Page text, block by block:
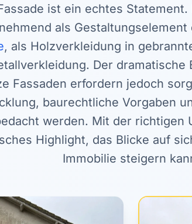
ist ein echtes
als
, als Holzverkleidung in
Der dramatische
Fassaden erfordern jedoch
baurechtliche Vorgaben
werden. Mit der richtigen
Highlight, das Blicke auf
Immobilie steigern